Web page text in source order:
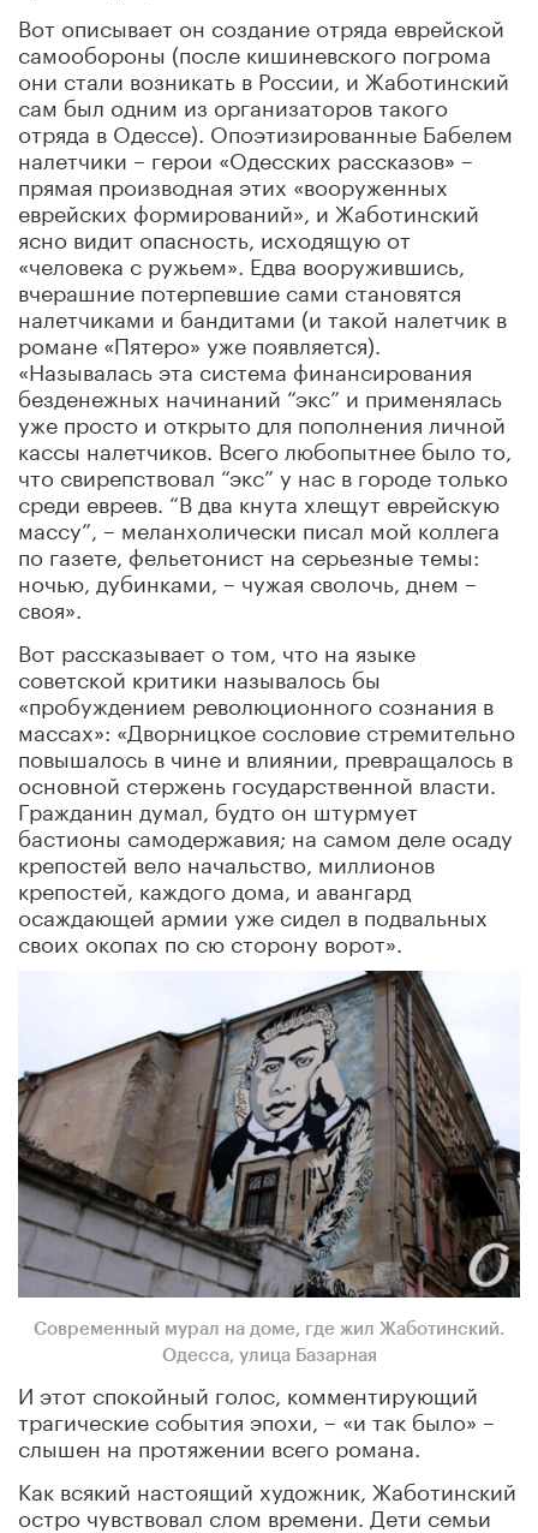
Вот описывает он создание отряда еврейской
самообороны (после кишиневского погрома
они стали возникать в России, и Жаботинский
сам был одним из организаторов такого
отряда в Одессе). Опоэтизированные Бабелем
налетчики – герои «Одесских рассказов» –
прямая производная этих «вооруженных
еврейских формирований», и Жаботинский
ясно видит опасность, исходящую от
«человека с ружьем». Едва вооружившись,
вчерашние потерпевшие сами становятся
налетчиками и бандитами (и такой налетчик в
романе «Пятеро» уже появляется).
«Называлась эта система финансирования
безденежных начинаний “экс” и применялась
уже просто и открыто для пополнения личной
кассы налетчиков. Всего любопытнее было то,
что свирепствовал “экс” у нас в городе только
среди евреев. “В два кнута хлещут еврейскую
массу”, – меланхолически писал мой коллега
по газете, фельетонист на серьезные темы:
ночью, дубинками, – чужая сволочь, днем –
своя».
Вот рассказывает о том, что на языке
советской критики называлось бы
«пробуждением революционного сознания в
массах»: «Дворницкое сословие стремительно
повышалось в чине и влиянии, превращалось в
основной стержень государственной власти.
Гражданин думал, будто он штурмует
бастионы самодержавия; на самом деле осаду
крепостей вело начальство, миллионов
крепостей, каждого дома, и авангард
осаждающей армии уже сидел в подвальных
своих окопах по сю сторону ворот».
Современный мурал на доме, где жил Жаботинский.
Одесса, улица Базарная
И этот спокойный голос, комментирующий
трагические события эпохи, – «и так было» –
слышен на протяжении всего романа.
Как всякий настоящий художник, Жаботинский
остро чувствовал слом времени. Дети семьи